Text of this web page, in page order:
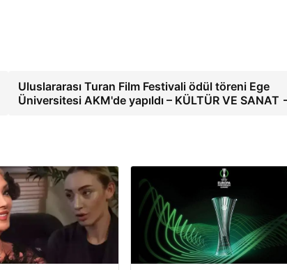
Uluslararası Turan Film Festivali ödül töreni Ege
Üniversitesi AKM'de yapıldı – KÜLTÜR VE SANAT